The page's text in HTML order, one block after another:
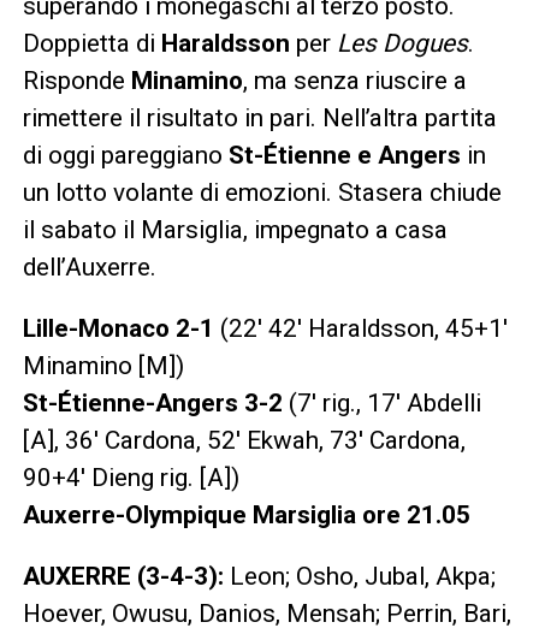
Doppietta di Haraldsson per Les Dogues.
Risponde Minamino, ma senza riuscire a
rimettere il risultato in pari. Nell’altra partita
di oggi pareggiano St-Étienne e Angers in
un lotto volante di emozioni. Stasera chiude
il sabato il Marsiglia, impegnato a casa
dell’Auxerre.
Lille-Monaco 2-1 (22′ 42′ Haraldsson, 45+1′
Minamino [M])
St-Étienne-Angers 3-2 (7′ rig., 17′ Abdelli
[A], 36′ Cardona, 52′ Ekwah, 73′ Cardona,
90+4′ Dieng rig. [A])
Auxerre-Olympique Marsiglia ore 21.05
AUXERRE (3-4-3): Leon; Osho, Jubal, Akpa;
Hoever, Owusu, Danios, Mensah; Perrin, Bari,